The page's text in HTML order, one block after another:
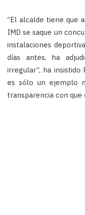
“El alcalde tiene que
IMD se saque un
instalaciones
días antes, ha
irregular”, ha insistido
es sólo un ejemplo
transparencia con que